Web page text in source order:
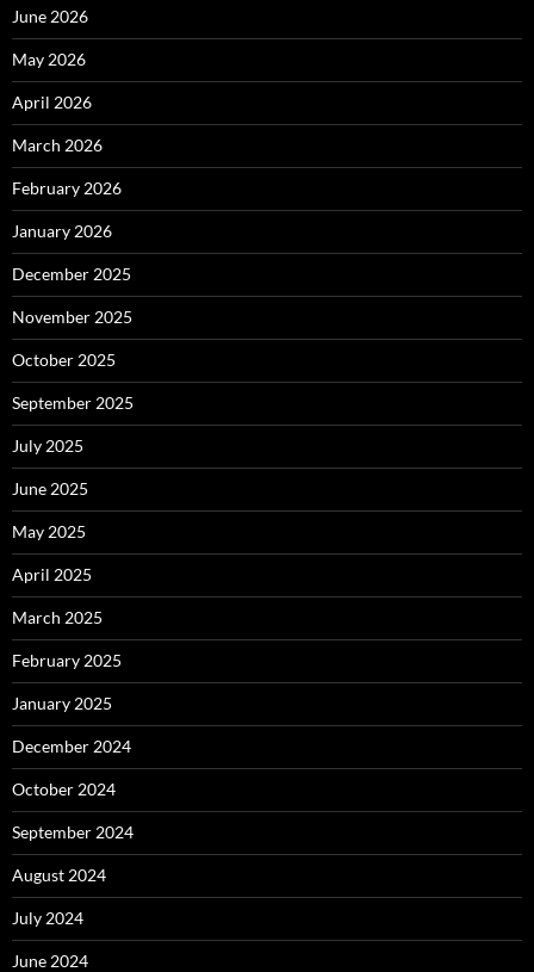
June 2026
May 2026
April 2026
March 2026
February 2026
January 2026
December 2025
November 2025
October 2025
September 2025
July 2025
June 2025
May 2025
April 2025
March 2025
February 2025
January 2025
December 2024
October 2024
September 2024
August 2024
July 2024
June 2024